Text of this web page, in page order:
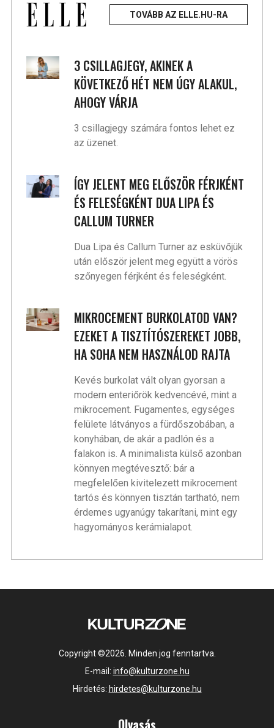
TOVÁBB AZ ELLE.HU-RA
3 CSILLAGJEGY, AKINEK A
KÖVETKEZŐ HÉT NEM ÚGY ALAKUL,
AHOGY VÁRJA
3 csillagjegy számára fontos lehet ez
az üzenet.
ÍGY JELENT MEG ELŐSZÖR FÉRJKÉNT
ÉS FELESÉGKÉNT DUA LIPA ÉS
CALLUM TURNER
Dua Lipa és Callum Turner az esküvőjük
után először jelent meg együtt a vörös
szőnyegen férjként és feleségként.
MIKROCEMENT BURKOLATOD VAN?
EZEKET A TISZTÍTÓSZEREKET JOBB,
HA SOHA NEM HASZNÁLOD RAJTA
Kevés burkolat vált olyan gyorsan a
modern enteriőrök kedvencévé, mint a
mikrocement. Fugamentes, egységes
felülete látványos a fürdőszobában, a
konyhában, de akár a padlón és a
falakon is. A minimalista külső azonban
könnyen megtévesztő: bár a
megfelelően kivitelezett mikrocement
tartós és könnyen tisztán tartható, nem
érdemes ugyanúgy takarítani, mint egy
hagyományos kerámialapot.
Copyright ©2026. Minden jog fenntartva.
E-mail: info@kulturzone.hu
Hirdetés: hirdetes@kulturzone.hu